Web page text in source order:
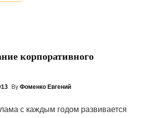
корпоративного
By Фоменко Евгений
с каждым годом развивается